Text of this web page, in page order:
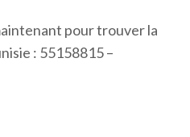
pour trouver la
: 55158815 –